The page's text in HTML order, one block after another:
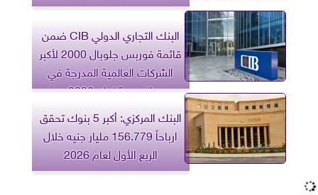
البنك التجاري الدولي CIB ضمن
قائمة فوربس جلوبال 2000 لأكبر
الشركات العالمية المدرجة في
البورصة لعام 2026
البنك المركزي: أكبر 5 بنوك تحقق
ارباحاً 156.779 مليار جنيه خلال
الربع الأول لعام 2026